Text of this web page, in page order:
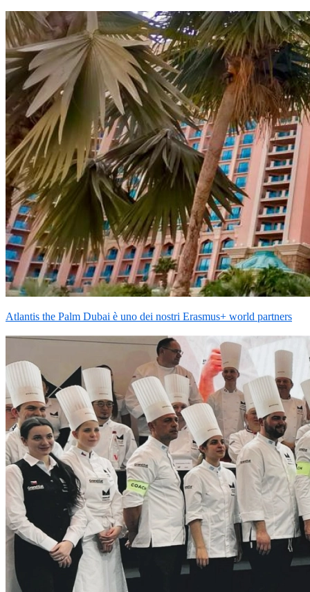
Atlantis the Palm Dubai è uno dei nostri Erasmus+ world partners